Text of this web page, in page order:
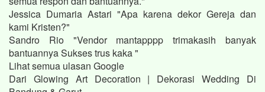
Jessica Dumaria Astari "Apa karena dekor Gereja dan
kami Kristen?"
Sandro Rio "Vendor mantapppp trimakasih banyak
bantuannya Sukses trus kaka "
Lihat semua ulasan Google
Dari Glowing Art Decoration | Dekorasi Wedding Di